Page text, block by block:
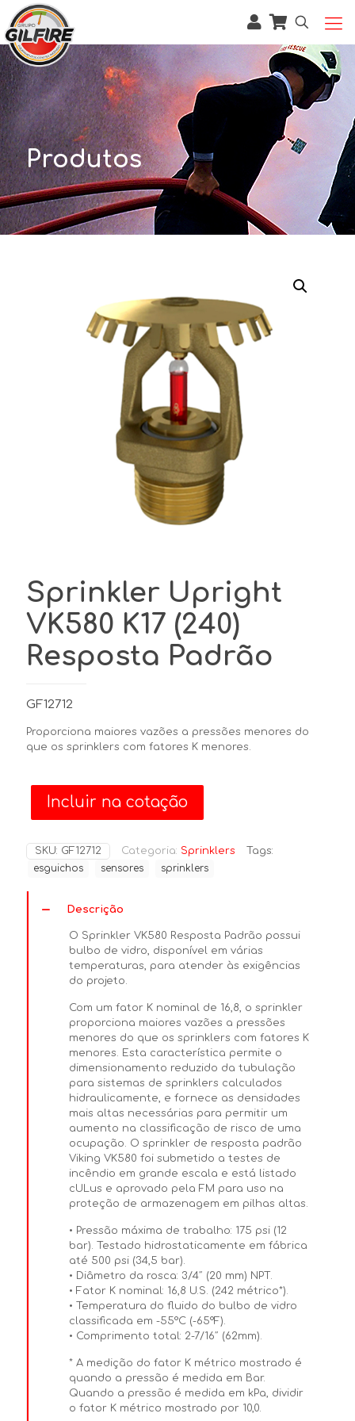
Produtos
Sprinkler Upright
VK580 K17 (240)
Resposta Padrão
GF12712
Proporciona maiores vazões a pressões menores do
que os sprinklers com fatores K menores.
Incluir na cotação
SKU: GF12712 Categoria: Sprinklers Tags:
esguichos sensores sprinklers
Descrição
O Sprinkler VK580 Resposta Padrão possui
bulbo de vidro, disponível em várias
temperaturas, para atender às exigências
do projeto.
Com um fator K nominal de 16,8, o sprinkler
proporciona maiores vazões a pressões
menores do que os sprinklers com fatores K
menores. Esta característica permite o
dimensionamento reduzido da tubulação
para sistemas de sprinklers calculados
hidraulicamente, e fornece as densidades
mais altas necessárias para permitir um
aumento na classificação de risco de uma
ocupação. O sprinkler de resposta padrão
Viking VK580 foi submetido a testes de
incêndio em grande escala e está listado
cULus e aprovado pela FM para uso na
proteção de armazenagem em pilhas altas.
• Pressão máxima de trabalho: 175 psi (12
bar). Testado hidrostaticamente em fábrica
até 500 psi (34,5 bar).
• Diâmetro da rosca: 3/4″ (20 mm) NPT.
• Fator K nominal: 16,8 U.S. (242 métrico*).
• Temperatura do fluido do bulbo de vidro
classificada em -55°C (-65°F).
• Comprimento total: 2-7/16″ (62mm).
* A medição do fator K métrico mostrado é
quando a pressão é medida em Bar.
Quando a pressão é medida em kPa, dividir
o fator K métrico mostrado por 10,0.